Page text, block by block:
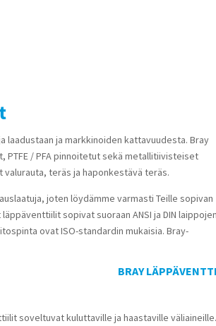
laadustaan ja markkinoiden kattavuudesta. Bray
/ PFA pinnoitetut sekä metallitiivisteiset
teräs ja haponkestävä teräs.
joten löydämme varmasti Teille sopivan
sopivat suoraan ANSI ja DIN
ovat ISO-standardin mukaisia. Bray-
BRAY
soveltuvat kuluttaville ja haastaville